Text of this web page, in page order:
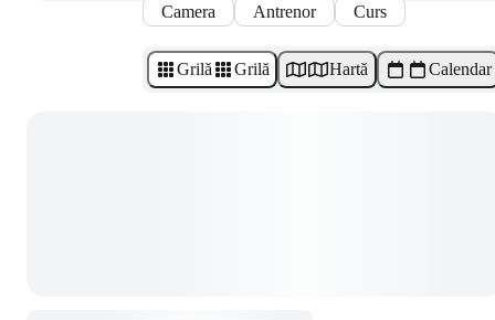
Camera Antrenor Curs
Grilă Grilă Hartă Calendar